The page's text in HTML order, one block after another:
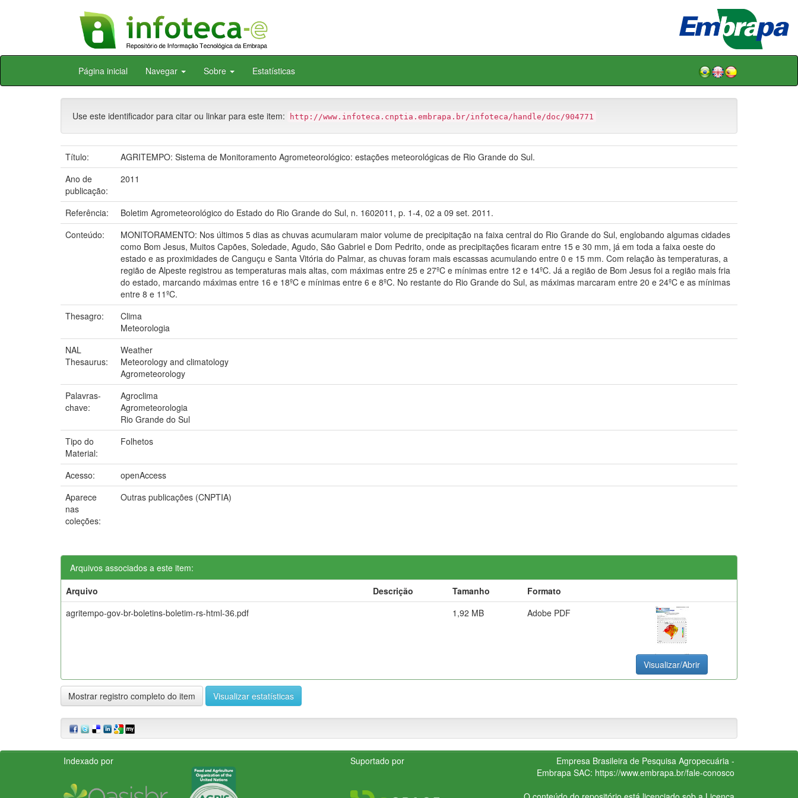
Skip
Página inicial Navegar Sobre Estatísticas
Use este identificador para citar ou linkar para este item: http://www.infoteca.cnptia.embrapa.br/infoteca/handle/doc/904771
Título:
AGRITEMPO: Sistema de Monitoramento Agrometeorológico: estações meteorológicas de Rio Grande do Sul.
Ano de
publicação:
2011
Referência:
Boletim Agrometeorológico do Estado do Rio Grande do Sul, n. 1602011, p. 1-4, 02 a 09 set. 2011.
Conteúdo:
MONITORAMENTO: Nos últimos 5 dias as chuvas acumularam maior volume de precipitação na faixa central do Rio Grande do Sul, englobando algumas cidades
como Bom Jesus, Muitos Capões, Soledade, Agudo, São Gabriel e Dom Pedrito, onde as precipitações ficaram entre 15 e 30 mm, já em toda a faixa oeste do
estado e as proximidades de Canguçu e Santa Vitória do Palmar, as chuvas foram mais escassas acumulando entre 0 e 15 mm. Com relação às temperaturas, a
região de Alpeste registrou as temperaturas mais altas, com máximas entre 25 e 27ºC e mínimas entre 12 e 14ºC. Já a região de Bom Jesus foi a região mais fria
do estado, marcando máximas entre 16 e 18ºC e mínimas entre 6 e 8ºC. No restante do Rio Grande do Sul, as máximas marcaram entre 20 e 24ºC e as mínimas
entre 8 e 11ºC.
Thesagro:
Clima
Meteorologia
NAL
Thesaurus:
Weather
Meteorology and climatology
Agrometeorology
Palavras-
chave:
Agroclima
Agrometeorologia
Rio Grande do Sul
Tipo do
Material:
Folhetos
Acesso:
openAccess
Aparece
nas
coleções:
Outras publicações (CNPTIA)
Arquivos associados a este item:
Arquivo
Descrição Tamanho
Formato
agritempo-gov-br-boletins-boletim-rs-html-36.pdf
1,92 MB Adobe PDF
Visualizar/Abrir
Mostrar registro completo do item Visualizar estatísticas
Indexado por Suportado por
Empresa Brasileira de Pesquisa Agropecuária -
Embrapa SAC: https://www.embrapa.br/fale-conosco